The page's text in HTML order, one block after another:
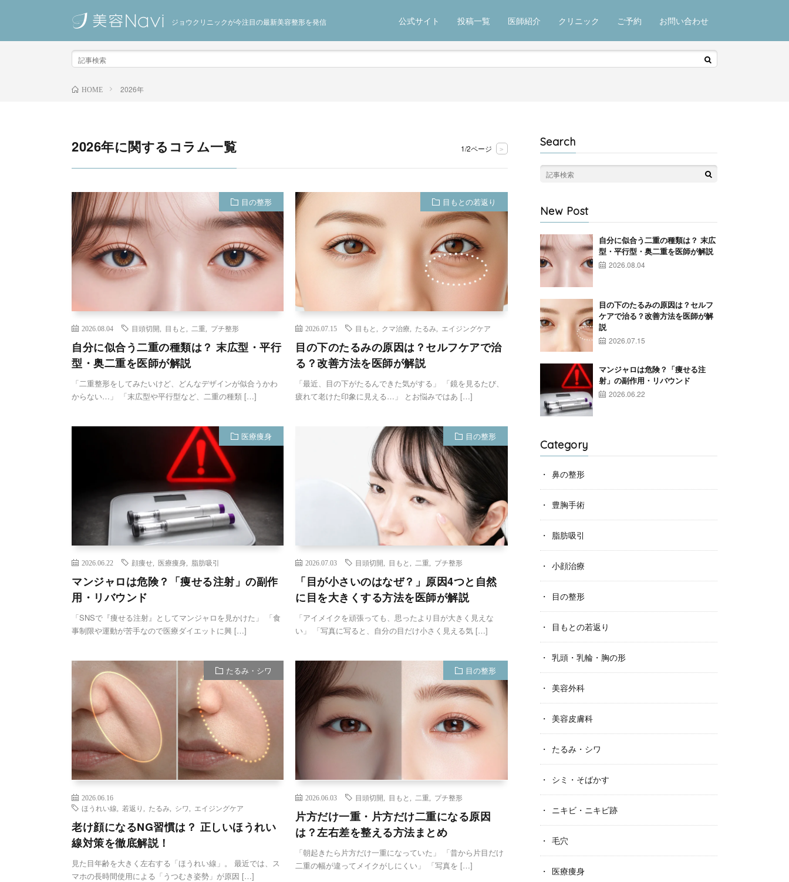
ジョウクリニックが今注目の最新美容整形を発信 公式サイト 投稿一覧 医師紹介 クリニック ご予約 お問い合わせ
HOME 2026年
2026年に関するコラム一覧 1/2ページ >
目の整形
2026.08.04 目頭切開 目もと 二重 プチ整形
自分に似合う二重の種類は？ 末広型・平行
型・奥二重を医師が解説
「二重整形をしてみたいけど、どんなデザインが似合うかわ
からない…」 「末広型や平行型など、二重の種類 […]
目もとの若返り
2026.07.15 目もと クマ治療 たるみ エイジングケア
目の下のたるみの原因は？セルフケアで治
る？改善方法を医師が解説
「最近、目の下がたるんできた気がする」 「鏡を見るたび、
疲れて老けた印象に見える…」 とお悩みではあ […]
医療痩身
2026.06.22 顔痩せ 医療痩身 脂肪吸引
マンジャロは危険？「痩せる注射」の副作
用・リバウンド
「SNSで『痩せる注射』としてマンジャロを見かけた」 「食
事制限や運動が苦手なので医療ダイエットに興 […]
目の整形
2026.07.03 目頭切開 目もと 二重 プチ整形
「目が小さいのはなぜ？」原因4つと自然
に目を大きくする方法を医師が解説
「アイメイクを頑張っても、思ったより目が大きく見えな
い」 「写真に写ると、自分の目だけ小さく見える気 […]
たるみ・シワ
2026.06.16
ほうれい線
若返り たるみ シワ エイジングケア
老け顔になるNG習慣は？ 正しいほうれい
線対策を徹底解説！
見た目年齢を大きく左右する「ほうれい線」。 最近では、ス
マホの長時間使用による「うつむき姿勢」が原因 […]
目の整形
2026.06.03 目頭切開 目もと 二重 プチ整形
片方だけ一重・片方だけ二重になる原因
は？左右差を整える方法まとめ
「朝起きたら片方だけ一重になっていた」 「昔から片目だけ
二重の幅が違ってメイクがしにくい」 「写真を […]
Search
New Post
自分に似合う二重の種類は？ 末広
型・平行型・奥二重を医師が解説
2026.08.04
目の下のたるみの原因は？セルフ
ケアで治る？改善方法を医師が解
説
2026.07.15
マンジャロは危険？「痩せる注
射」の副作用・リバウンド
2026.06.22
Category
鼻の整形
豊胸手術
脂肪吸引
小顔治療
目の整形
目もとの若返り
乳頭・乳輪・胸の形
美容外科
美容皮膚科
たるみ・シワ
シミ・そばかす
ニキビ・ニキビ跡
毛穴
医療痩身